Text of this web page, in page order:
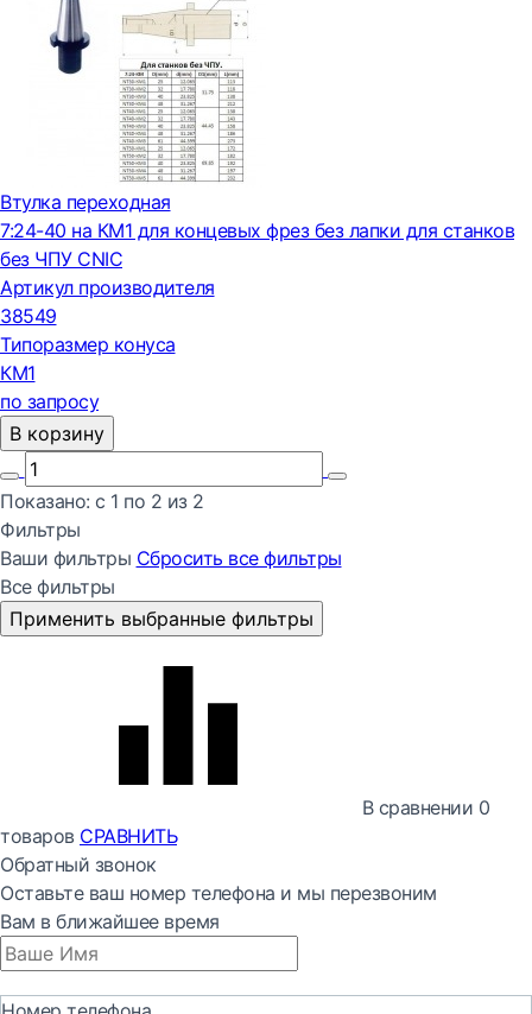
Втулка переходная
7:24-40 на КМ1 для концевых фрез без лапки для станков
без ЧПУ CNIC
Артикул производителя
38549
Типоразмер конуса
КМ1
по запросу
В корзину
Показано: с 1 по 2 из 2
Фильтры
Ваши фильтры Сбросить все фильтры
Все фильтры
Применить выбранные фильтры
В сравнении 0
товаров СРАВНИТЬ
Обратный звонок
Оставьте ваш номер телефона и мы перезвоним
Вам в ближайшее время